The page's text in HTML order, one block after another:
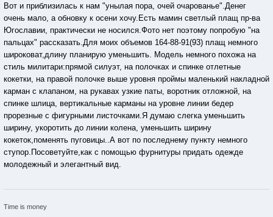
Вот и приблизилась к нам "унылая пора, очей очарованье".Денег
очень мало, а обновку к осени хочу.Есть мамин светлый плащ пр-ва
Югославии, практически не носился.Фото нет поэтому попробую "на
пальцах" рассказать.Для моих объемов 164-88-91(93) плащ немного
широковат,длину планирую уменьшить. Модель немного похожа на
стиль милитари:прямой силуэт, на полочках и спинке отлетные
кокетки, на правой полочке выше уровня проймы маленький накладной
карман с клапаном, на рукавах узкие паты, воротник отложной, на
спинке шлица, вертикальные карманы на уровне линии бедер
прорезные с фигурными листочками.Я думаю слегка уменьшить
ширину, укоротить до линии колена, уменьшить ширину
кокеток,поменять пуговицы..А вот по последнему пункту немного
ступор.Посоветуйте,как с помощью фурнитуры придать одежде
молодежный и элегантный вид.
Тimе is money